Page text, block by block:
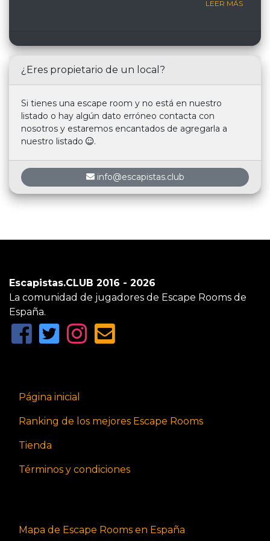
LEER MÁS
¿Eres propietario de un local?
Si tienes una escape room y no está en nuestro
listado o hay algún dato erróneo contacta con
nosotros y estaremos encantados de agregarla a
nuestro listado
.
info@escapistas.club
Escapistas.CLUB 2016 - 2026
La comunidad de jugadores de Escape Rooms de
España.
Página inicial
Ranking de los mejores Escape Rooms
Tienda
Términos y condiciones
Mapa de Escape Rooms en España